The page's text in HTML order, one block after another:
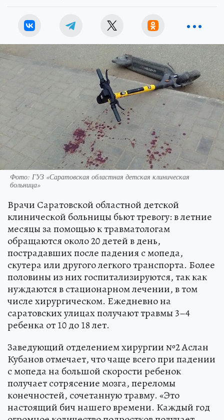
Фото: ГУЗ «Саратовская областная детская клиническая
больница»
Врачи Саратовской областной детской
клинической больницы бьют тревогу: в летние
месяцы за помощью к травматологам
обращаются около 20 детей в день,
пострадавших после падения с мопеда,
скутера или другого легкого транспорта. Более
половины из них госпитализируются, так как
нуждаются в стационарном лечении, в том
числе хирургическом. Ежедневно на
саратовских улицах получают травмы 3–4
ребенка от 10 до 18 лет.
Заведующий отделением хирургии №2 Аслан
Кубанов отмечает, что чаще всего при падении
с мопеда на большой скорости ребенок
получает сотрясение мозга, переломы
конечностей, сочетанную травму. «Это
настоящий бич нашего времени. Каждый год